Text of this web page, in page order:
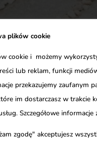
plików cookie
cookie i możemy
lub reklam, funkcji
przekazujemy zaufanym
im dostarczasz w trakcie
Szczegółowe informacje
zgodę" akceptujesz